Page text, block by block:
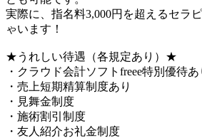
実際に、指名料3,000円を超えるセラ
ゃいます！
★うれしい待遇（各規定あり）★
・クラウド会計ソフトfreee特別優待あ
・売上短期精算制度あり
・見舞金制度
・施術割引制度
・友人紹介お礼金制度